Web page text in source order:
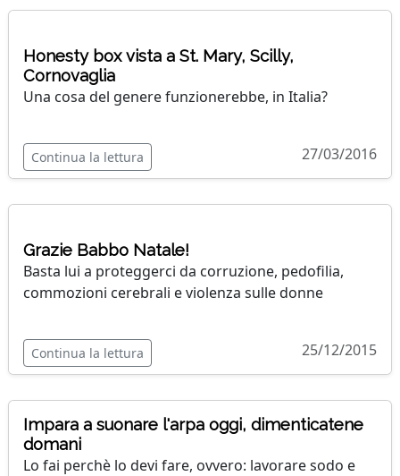
Honesty box vista a St. Mary, Scilly,
Cornovaglia
Una cosa del genere funzionerebbe, in Italia?
Continua la lettura 27/03/2016
Grazie Babbo Natale!
Basta lui a proteggerci da corruzione, pedofilia,
commozioni cerebrali e violenza sulle donne
Continua la lettura 25/12/2015
Impara a suonare l'arpa oggi, dimenticatene
domani
Lo fai perchè lo devi fare, ovvero: lavorare sodo e